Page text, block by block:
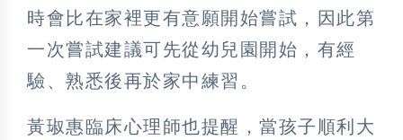
時會比在家裡更有意願開始嘗試，因此第
一次嘗試建議可先從幼兒園開始，有經
驗、熟悉後再於家中練習。
黃琡惠臨床心理師也提醒，當孩子順利大